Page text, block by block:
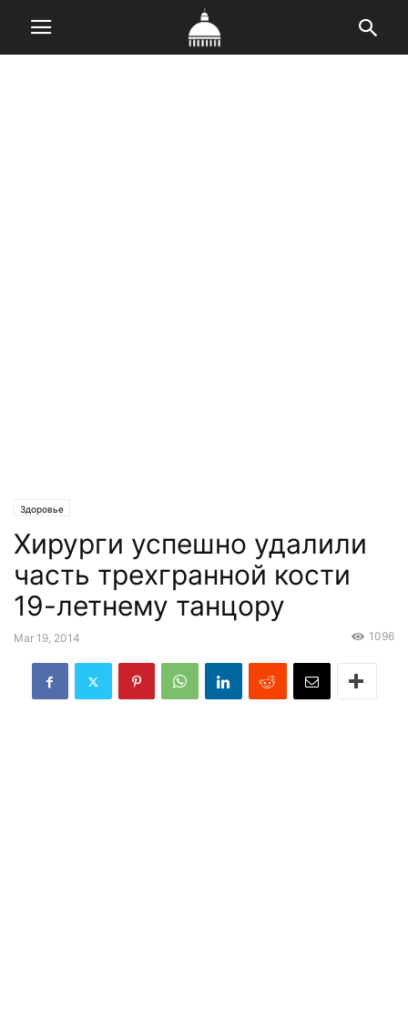
Здоровье
Хирурги успешно удалили
часть трехгранной кости
19-летнему танцору
Mar 19, 2014 1096